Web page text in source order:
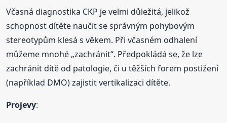
Včasná diagnostika CKP je velmi důležitá, jelikož
schopnost dítěte naučit se správným pohybovým
stereotypům klesá s věkem. Při včasném odhalení
můžeme mnohé „zachránit“. Předpokládá se, že lze
zachránit dítě od patologie, či u těžších forem postižení
(například DMO) zajistit vertikalizaci dítěte.
Projevy: